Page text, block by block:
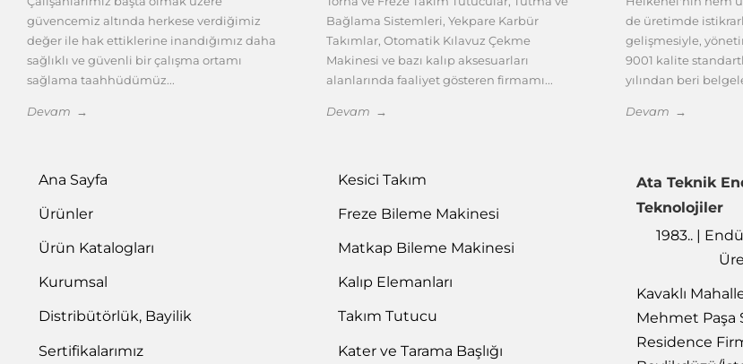
güvencemiz altında herkese verdiğimiz
değer ile hak ettiklerine inandığımız daha
sağlıklı ve güvenli bir çalışma ortamı
sağlama taahhüdümüz...
Devam →
Bağlama Sistemleri, Yekpare Karbür
Takımlar, Otomatik Kılavuz Çekme
Makinesi ve bazı kalıp aksesuarları
alanlarında faaliyet gösteren firmamı...
Devam →
de üretimde
gelişmesiyle,
9001 kalite
yılından beri
Devam →
Ana Sayfa
Ürünler
Ürün Katalogları
Kurumsal
Distribütörlük, Bayilik
Sertifikalarımız
Kesici Takım
Freze Bileme Makinesi
Matkap Bileme Makinesi
Kalıp Elemanları
Takım Tutucu
Kater ve Tarama Başlığı
Ata Teknik
Teknolojiler
1983.. |
Kavaklı
Mehmet Paşa
Residence